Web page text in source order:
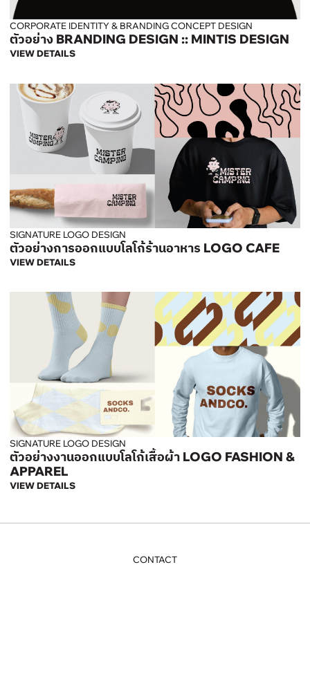
CORPORATE IDENTITY & BRANDING CONCEPT DESIGN
ตัวอย่าง BRANDING DESIGN :: MINTIS DESIGN
VIEW DETAILS
SIGNATURE LOGO DESIGN
ตัวอย่างการออกแบบโลโก้ร้านอาหาร LOGO CAFE
VIEW DETAILS
SIGNATURE LOGO DESIGN
ตัวอย่างงานออกแบบโลโก้เสื้อผ้า LOGO FASHION &
APPAREL
VIEW DETAILS
CONTACT